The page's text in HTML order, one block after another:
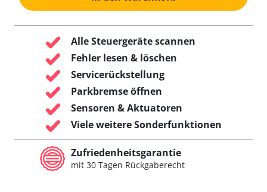
Alle Steuergeräte scannen
Fehler lesen & löschen
Servicerückstellung
Parkbremse öffnen
Sensoren & Aktuatoren
Viele weitere Sonderfunktionen
Zufriedenheitsgarantie
mit 30 Tagen Rückgaberecht